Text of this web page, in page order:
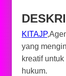
KITAJP
yang
kreatif
hukum.